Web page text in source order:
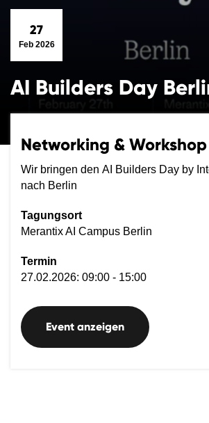
27
Feb 2026
AI Builders Day
Networking & Workshop
Wir bringen den AI Builders Day by
nach Berlin
Tagungsort
Merantix AI Campus Berlin
Termin
27.02.2026: 09:00 - 15:00
Event anzeigen